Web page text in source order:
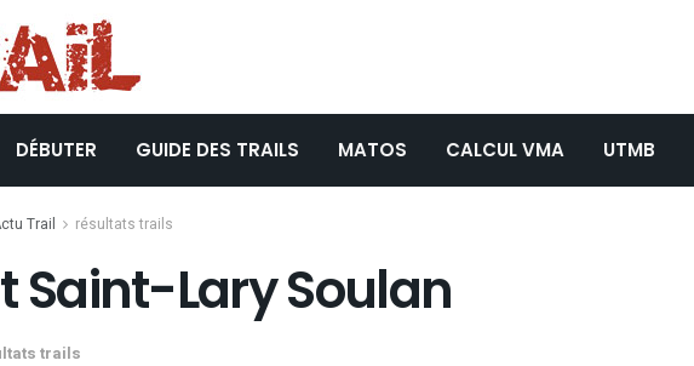
DÉBUTER GUIDE DES TRAILS MATOS CALCUL VMA UTMB
Trail résultats trails
Saint-Lary Soulan
trails